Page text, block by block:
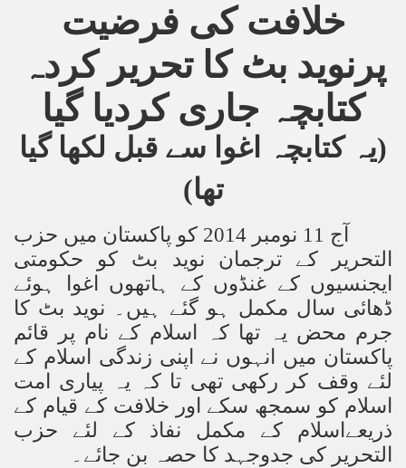
خلافت کی فرضیت
پرنوید بٹ کا تحریر کردہ
کتابچہ جاری کردیا گیا
(یہ کتابچہ اغوا سے قبل لکھا گیا
تھا)
آج 11 نومبر 2014 کو پاکستان میں حزب
التحریر کے ترجمان نوید بٹ کو حکومتی
ایجنسیوں کے غنڈوں کے ہاتھوں اغوا ہوئے
ڈھائی سال مکمل ہو گئے ہیں۔ نوید بٹ کا
جرم محض یہ تھا کہ اسلام کے نام پر قائم
پاکستان میں انہوں نے اپنی زندگی اسلام کے
لئے وقف کر رکھی تھی تا کہ یہ پیاری امت
اسلام کو سمجھ سکے اور خلافت کے قیام کے
ذریعےاسلام کے مکمل نفاذ کے لئے حزب
التحریر کی جدوجہد کا حصہ بن جائے۔